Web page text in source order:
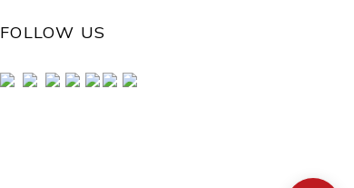
FOLLOW US